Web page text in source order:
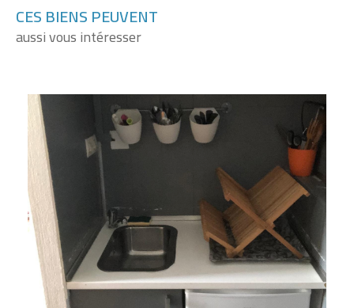
CES BIENS PEUVENT
aussi vous intéresser